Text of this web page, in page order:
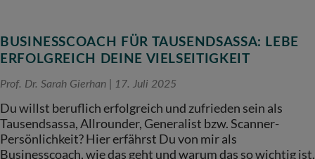
BUSINESSCOACH FÜR TAUSENDSASSA: LEBE
ERFOLGREICH DEINE VIELSEITIGKEIT
Prof. Dr. Sarah Gierhan 17. Juli 2025
Du willst beruflich erfolgreich und zufrieden sein als
Tausendsassa, Allrounder, Generalist bzw. Scanner-
Persönlichkeit? Hier erfährst Du von mir als
Businesscoach, wie das geht und warum das so wichtig ist.